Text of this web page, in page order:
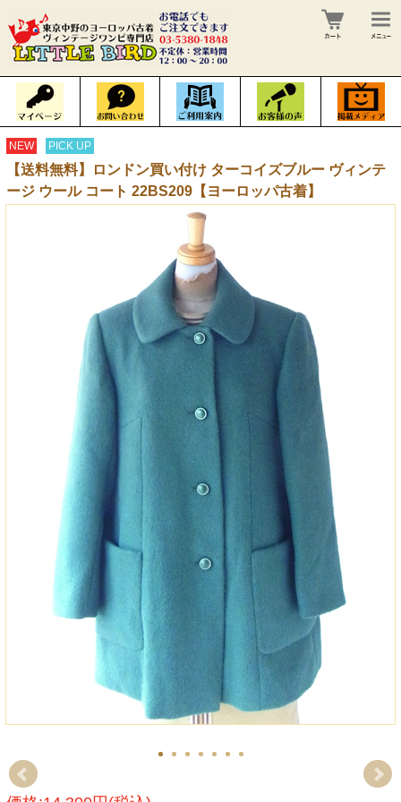
NEW PICK UP
【送料無料】ロンドン買い付け ターコイズブルー ヴィンテ
ージ ウール コート 22BS209【ヨーロッパ古着】